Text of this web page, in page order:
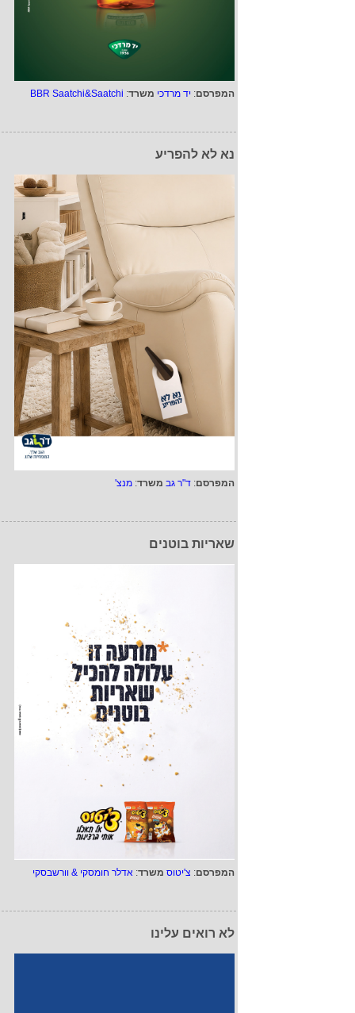
המפרסם: יד מרדכי משרד:
BBR Saatchi&Saatchi
נא לא להפריע
המפרסם: ד"ר גב משרד: מנצ'
שאריות בוטנים
המפרסם: צ'יטוס משרד: אדלר חומסקי & וורשבסקי
לא רואים עלינו